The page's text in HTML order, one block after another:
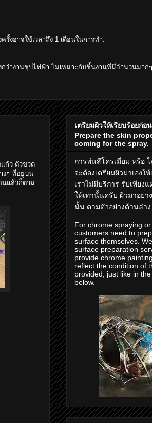
งอาจใช้เวลาถึง 1 เดือนในการทำ.
ว่างานชุบไฟฟ้า ไม่เหมาะกับชิ้นงานที่มีจำนวนมาก
ก้ว ตัวขวด
งๆ ที่อยู่บน
นแล้วก็ตาม
เตรียมผิวให้เรียบร้อยก่อ
Prepare the skin
coming for the spray.
การพ่นสีโครเมี่ยม หรือ
จะต้องเตรียมผิวมาเองใ
เราไม่มีบริการ รับเพียงแ
ให้เท่านั้นครับ ผิวมาอย่า
นั้น ตามตัวอย่างด้านล่าง
For chrome spraying or
customers need to
surface themselves.
surface preparation
provide chrome
reflect the condition of
provided, just like in
below.